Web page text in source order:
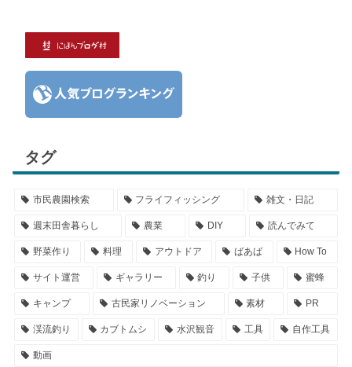
タグ
市民農園検索 フライフィッシング 雑文・日記
週末田舎暮らし 農業 DIY 読んでみて
野菜作り 料理 アウトドア ばあば How To
サイト運営 ギャラリー 釣り 子供 蜜蜂
キャンプ 古民家リノベーション 素材 PR
渓流釣り カブトムシ 水沢観音 工具 自作工具
動画